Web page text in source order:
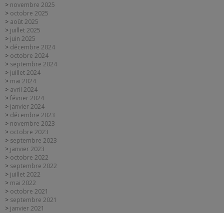
novembre 2025
octobre 2025
août 2025
juillet 2025
juin 2025
décembre 2024
octobre 2024
septembre 2024
juillet 2024
mai 2024
avril 2024
février 2024
janvier 2024
décembre 2023
novembre 2023
octobre 2023
septembre 2023
janvier 2023
octobre 2022
septembre 2022
juillet 2022
mai 2022
octobre 2021
septembre 2021
janvier 2021